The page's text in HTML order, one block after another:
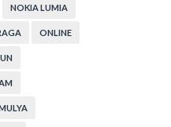
NOKIA LUMIA
ONLINE